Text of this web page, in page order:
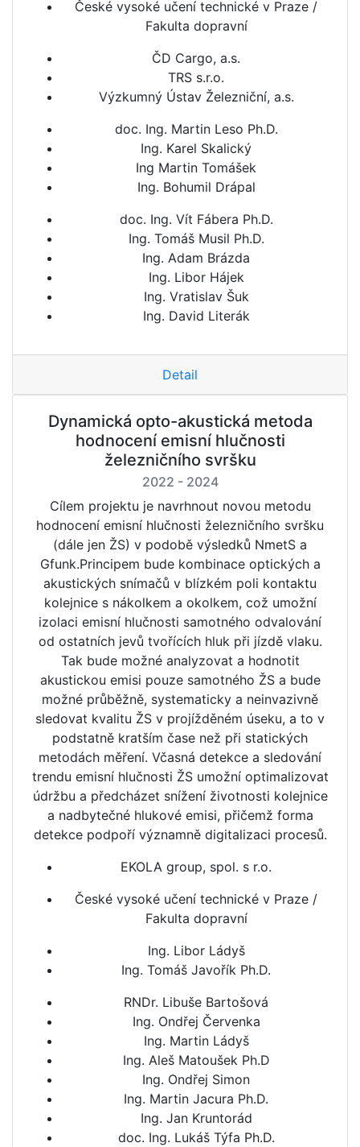
České vysoké učení technické v Praze /
Fakulta dopravní
ČD Cargo, a.s.
TRS s.r.o.
Výzkumný Ústav Železniční, a.s.
doc. Ing. Martin Leso Ph.D.
Ing. Karel Skalický
Ing Martin Tomášek
Ing. Bohumil Drápal
doc. Ing. Vít Fábera Ph.D.
Ing. Tomáš Musil Ph.D.
Ing. Adam Brázda
Ing. Libor Hájek
Ing. Vratislav Šuk
Ing. David Literák
Detail
Dynamická opto-akustická metoda
hodnocení emisní hlučnosti
železničního svršku
2022 - 2024
Cílem projektu je navrhnout novou metodu
hodnocení emisní hlučnosti železničního svršku
(dále jen ŽS) v podobě výsledků NmetS a
Gfunk.Principem bude kombinace optických a
akustických snímačů v blízkém poli kontaktu
kolejnice s nákolkem a okolkem, což umožní
izolaci emisní hlučnosti samotného odvalování
od ostatních jevů tvořících hluk při jízdě vlaku.
Tak bude možné analyzovat a hodnotit
akustickou emisi pouze samotného ŽS a bude
možné průběžně, systematicky a neinvazivně
sledovat kvalitu ŽS v projížděném úseku, a to v
podstatně kratším čase než při statických
metodách měření. Včasná detekce a sledování
trendu emisní hlučnosti ŽS umožní optimalizovat
údržbu a předcházet snížení životnosti kolejnice
a nadbytečné hlukové emisi, přičemž forma
detekce podpoří významně digitalizaci procesů.
EKOLA group, spol. s r.o.
České vysoké učení technické v Praze /
Fakulta dopravní
Ing. Libor Ládyš
Ing. Tomáš Javořík Ph.D.
RNDr. Libuše Bartošová
Ing. Ondřej Červenka
Ing. Martin Ládyš
Ing. Aleš Matoušek Ph.D
Ing. Ondřej Simon
Ing. Martin Jacura Ph.D.
Ing. Jan Kruntorád
doc. Ing. Lukáš Týfa Ph.D.